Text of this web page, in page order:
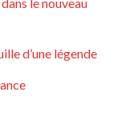
d’une légende